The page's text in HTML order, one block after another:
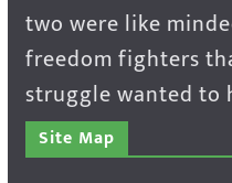
two were like
freedom fighters
struggle wanted to
Site Map